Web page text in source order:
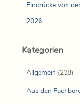
Eindrücke von
2026
Kategorien
Allgemein (238)
Aus den